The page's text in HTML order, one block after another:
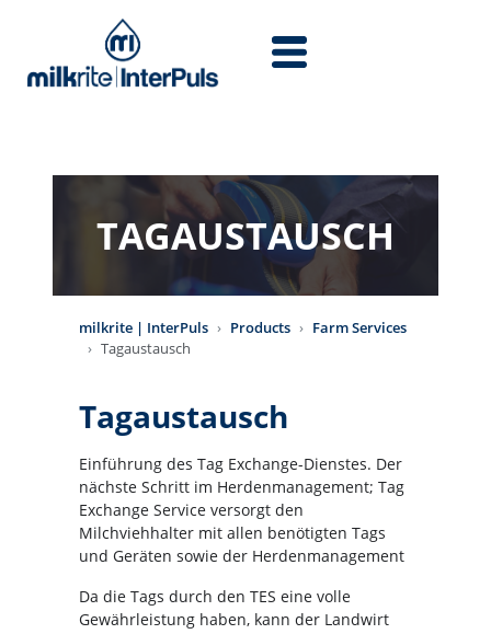
TAGAUSTAUSCH
milkrite | InterPuls Products
Farm Services
Tagaustausch
Tagaustausch
Einführung des Tag Exchange-Dienstes. Der
nächste Schritt im Herdenmanagement; Tag
Exchange Service versorgt den
Milchviehhalter mit allen benötigten Tags
und Geräten sowie der Herdenmanagement
Da die Tags durch den TES eine volle
Gewährleistung haben, kann der Landwirt